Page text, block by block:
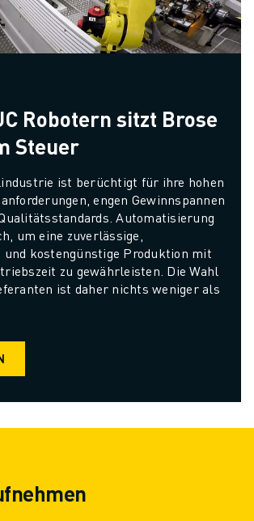
Robotern sitzt Brose
Steuer
ist berüchtigt für ihre hohen
engen Gewinnspannen
Automatisierung
um eine zuverlässige,
und kostengünstige Produktion mit
zu gewährleisten. Die Wahl
ist daher nichts weniger als